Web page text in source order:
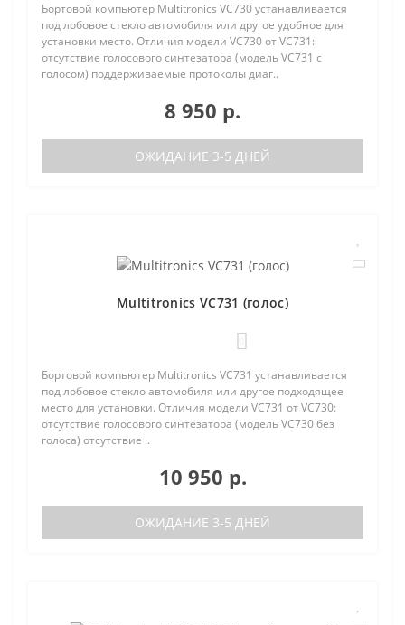
Бортовой компьютер Multitronics VC730 устанавливается
под лобовое стекло автомобиля или другое удобное для
установки место. Отличия модели VC730 от VC731:
отсутствие голосового синтезатора (модель VC731 с
голосом) поддерживаемые протоколы диаг..
8 950 р.
ОЖИДАНИЕ 3-5 ДНЕЙ
Multitronics VC731 (голос)
Бортовой компьютер Multitronics VC731 устанавливается
под лобовое стекло автомобиля или другое подходящее
место для установки. Отличия модели VC731 от VC730:
отсутствие голосового синтезатора (модель VC730 без
голоса) отсутствие ..
10 950 р.
ОЖИДАНИЕ 3-5 ДНЕЙ